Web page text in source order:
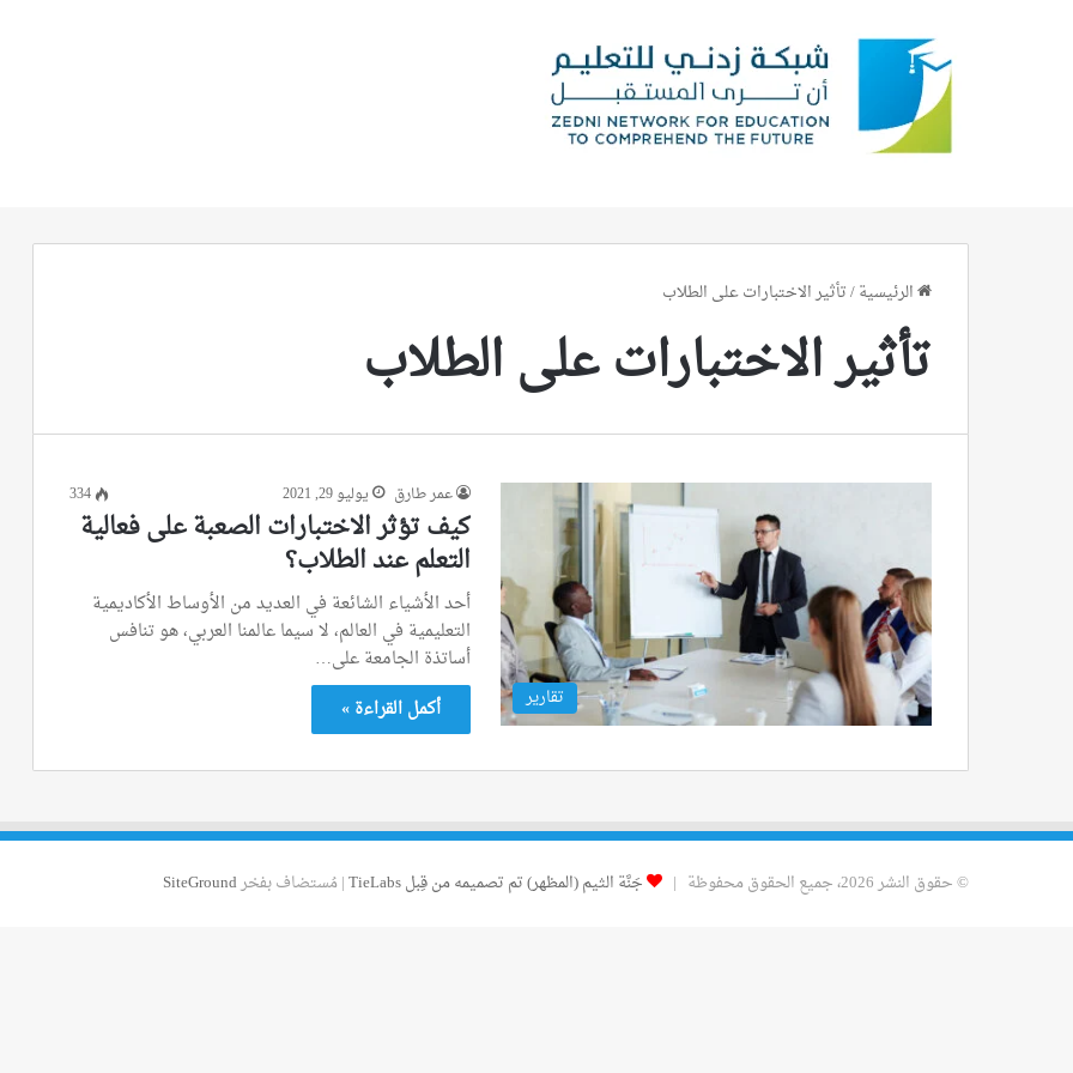
الرئيسية/تأثير الاختبارات على الطلاب
تأثير الاختبارات على الطلاب
تقارير
عمر طارق يوليو 29, 2021 334
كيف تؤثر الاختبارات الصعبة على فعالية
التعلم عند الطلاب؟
أحد الأشياء الشائعة في العديد من الأوساط الأكاديمية
التعليمية في العالم، لا سيما عالمنا العربي، هو تنافس
أساتذة الجامعة على…
أكمل القراءة »
© حقوق النشر 2026، جميع الحقوق محفوظة | جَنَّة الثيم (المظهر) تم تصميمه من قِبل TieLabs | مُستضاف بفخرSiteGround